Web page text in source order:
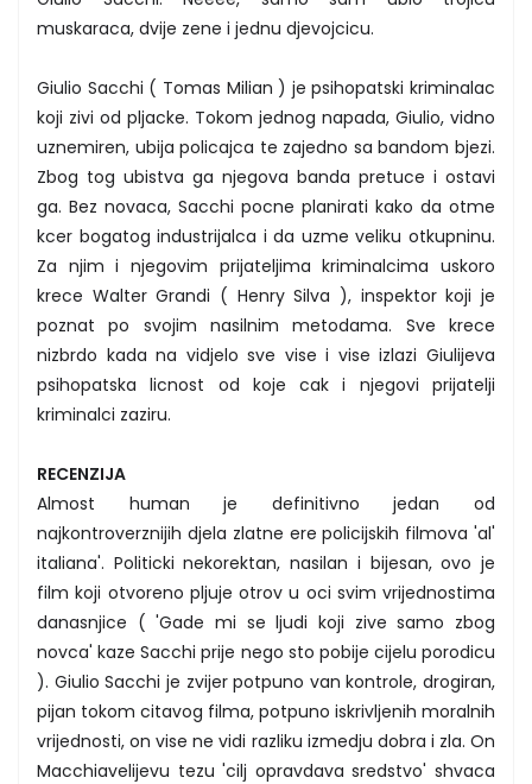
muskaraca, dvije zene i jednu djevojcicu.
Giulio Sacchi ( Tomas Milian ) je psihopatski kriminalac
koji zivi od pljacke. Tokom jednog napada, Giulio, vidno
uznemiren, ubija policajca te zajedno sa bandom bjezi.
Zbog tog ubistva ga njegova banda pretuce i ostavi
ga. Bez novaca, Sacchi pocne planirati kako da otme
kcer bogatog industrijalca i da uzme veliku otkupninu.
Za njim i njegovim prijateljima kriminalcima uskoro
krece Walter Grandi ( Henry Silva ), inspektor koji je
poznat po svojim nasilnim metodama. Sve krece
nizbrdo kada na vidjelo sve vise i vise izlazi Giulijeva
psihopatska licnost od koje cak i njegovi prijatelji
kriminalci zaziru.
RECENZIJA
Almost human je definitivno jedan od
najkontroverznijih djela zlatne ere policijskih filmova 'al'
italiana'. Politicki nekorektan, nasilan i bijesan, ovo je
film koji otvoreno pljuje otrov u oci svim vrijednostima
danasnjice ( 'Gade mi se ljudi koji zive samo zbog
novca' kaze Sacchi prije nego sto pobije cijelu porodicu
). Giulio Sacchi je zvijer potpuno van kontrole, drogiran,
pijan tokom citavog filma, potpuno iskrivljenih moralnih
vrijednosti, on vise ne vidi razliku izmedju dobra i zla. On
Macchiavelijevu tezu 'cilj opravdava sredstvo' shvaca